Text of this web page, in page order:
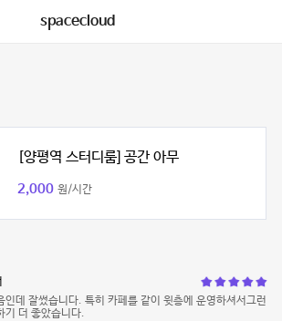
spacecloud
[양평역 스터디룸] 공간 아무
2,000 원/시간
인데 잘썼습니다. 특히 카페를 같이 윗층에 운영하셔서그런
기 더 좋았습니다.